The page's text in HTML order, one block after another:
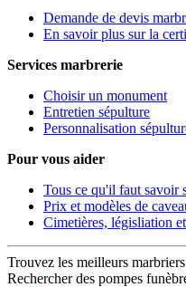
Demande de devis
En savoir plus sur la
Services marbrerie
Choisir un monument
Entretien sépulture
Personnalisation
Pour vous aider
Tous ce qu'il faut savoir
Prix et modèles de
Cimetières, législiation
Trouvez les meilleurs
Rechercher des pompes